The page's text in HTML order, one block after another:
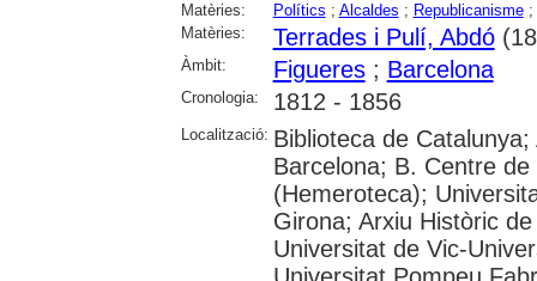
Matèries: Polítics ; Alcaldes ; Republicanisme;
Matèries:
Terrades i Pulí, Abdó
Àmbit: Figueres; Barcelona
Cronologia: 1812 - 1856
Localització: Biblioteca de
Barcelona; B. Centre
(Hemeroteca);
Girona; Arxiu Històric
Universitat de Vic-